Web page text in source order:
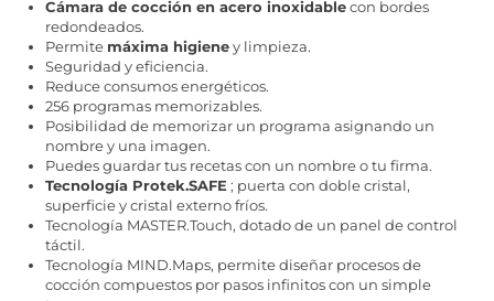
Cámara de cocción en acero inoxidablecon bordes
redondeados.
Permite máxima higieney limpieza.
Seguridad y eficiencia.
Reduce consumos energéticos.
256 programas memorizables.
Posibilidad de memorizar un programa asignando un
nombre y una imagen.
Puedes guardar tus recetas con un nombre o tu firma.
Tecnología Protek.SAFE ; puerta con doble cristal,
superficie y cristal externo fríos.
Tecnología MASTER.Touch, dotado de un panel de control
táctil.
Tecnología MIND.Maps, permite diseñar procesos de
cocción compuestos por pasos infinitos con un simple